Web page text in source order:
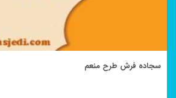
سجاده فرش طرح منعم